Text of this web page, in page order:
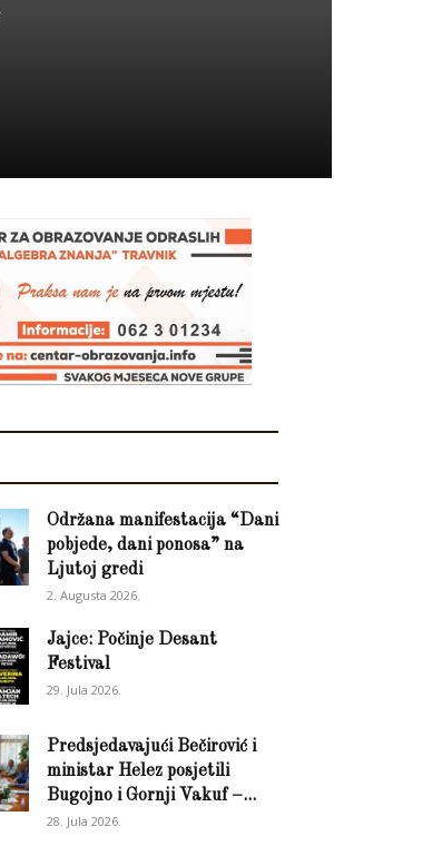
Održana manifestacija “Dani
pobjede, dani ponosa” na
Ljutoj gredi
2. Augusta 2026.
Jajce: Počinje Desant
Festival
29. Jula 2026.
Predsjedavajući Bečirović i
ministar Helez posjetili
Bugojno i Gornji Vakuf –...
28. Jula 2026.